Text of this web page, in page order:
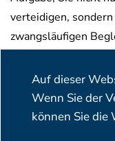
Auf dieser
Wenn Sie der
können Sie die
verteidigen,
zwangsläufigen
steuerlicher und
unterstützen.